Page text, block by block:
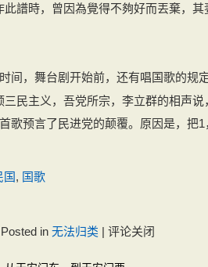
此譜時，曾因為覺得不夠好而丟棄，
间，舞台剧开始前，还有唱国歌的规
三民主义，吾党所宗，李立群的相声说
歌预言了民进党的颠覆。原因是，把1
国, 国歌
Posted in 无法归类 | 评论关闭